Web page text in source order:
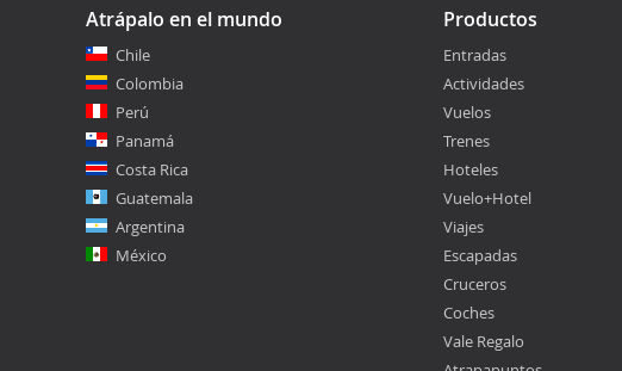
Atrápalo en el mundo
Chile
Colombia
Perú
Panamá
Costa Rica
Guatemala
Argentina
México
Productos
Entradas
Actividades
Vuelos
Trenes
Hoteles
Vuelo+Hotel
Viajes
Escapadas
Cruceros
Coches
Vale Regalo